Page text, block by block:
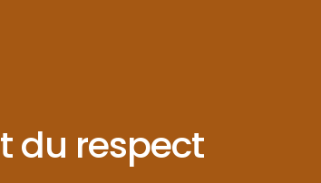
du respect